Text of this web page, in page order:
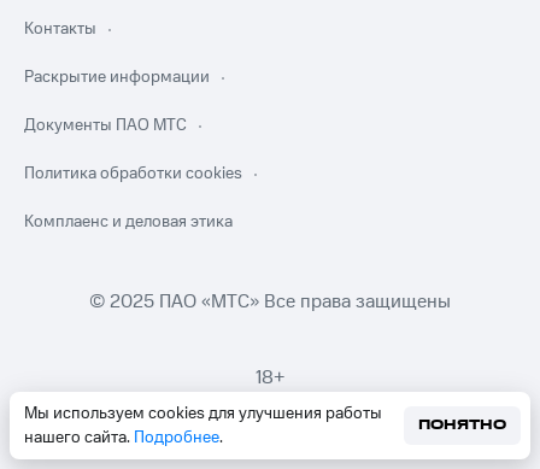
Мы используем cookies для улучшения работы
нашего сайта. Подробнее.
ПОНЯТНО
Контакты
Раскрытие информации
Документы ПАО МТС
Политика обработки cookies
Комплаенс и деловая этика
© 2025 ПАО «МТС» Все права защищены
18+